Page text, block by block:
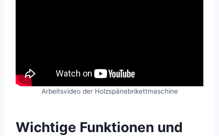
Arbeitsvideo der Holzspänebrikettmaschine
Wichtige Funktionen und